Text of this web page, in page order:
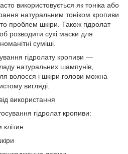
використовується як тоніка або
натуральним тоніком кропиви
проблем шкіри. Також гідролат
розводити сухі маски для
суміші.
гідролату кропиви —
натуральних шампунів,
волосся і шкіри голови можна
вигляді.
використання
гідролат кропиви: